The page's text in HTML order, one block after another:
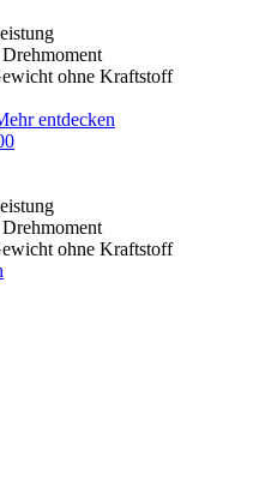
Drehmoment
ohne Kraftstoff
entdecken
Drehmoment
ohne Kraftstoff